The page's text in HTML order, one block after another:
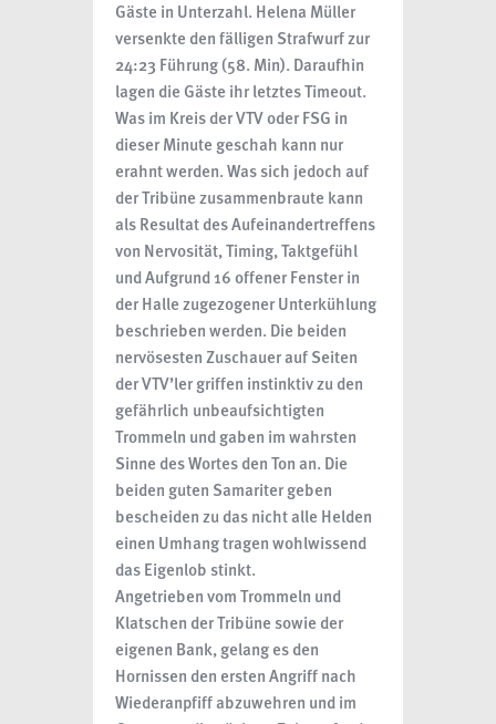
Gäste in Unterzahl. Helena Müller
versenkte den fälligen Strafwurf zur
24:23 Führung (58. Min). Daraufhin
lagen die Gäste ihr letztes Timeout.
Was im Kreis der VTV oder FSG in
dieser Minute geschah kann nur
erahnt werden. Was sich jedoch auf
der Tribüne zusammenbraute kann
als Resultat des Aufeinandertreffens
von Nervosität, Timing, Taktgefühl
und Aufgrund 16 offener Fenster in
der Halle zugezogener Unterkühlung
beschrieben werden. Die beiden
nervösesten Zuschauer auf Seiten
der VTV’ler griffen instinktiv zu den
gefährlich unbeaufsichtigten
Trommeln und gaben im wahrsten
Sinne des Wortes den Ton an. Die
beiden guten Samariter geben
bescheiden zu das nicht alle Helden
einen Umhang tragen wohlwissend
das Eigenlob stinkt.
Angetrieben vom Trommeln und
Klatschen der Tribüne sowie der
eigenen Bank, gelang es den
Hornissen den ersten Angriff nach
Wiederanpfiff abzuwehren und im